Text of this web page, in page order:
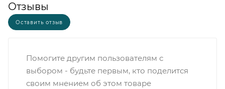
Отзывы
Оставить отзыв
Помогите другим пользователям с
выбором - будьте первым, кто поделится
своим мнением об этом товаре